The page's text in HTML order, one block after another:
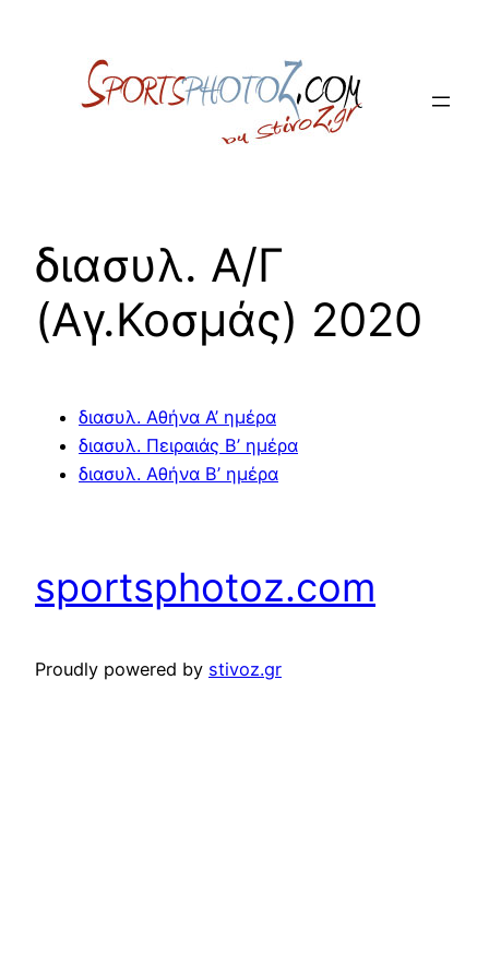
διασυλ. Α/Γ
(Αγ.Κοσμάς) 2020
διασυλ. Αθήνα Α’ ημέρα
διασυλ. Πειραιάς Β’ ημέρα
διασυλ. Αθήνα Β’ ημέρα
sportsphotoz.com
Proudly powered by stivoz.gr